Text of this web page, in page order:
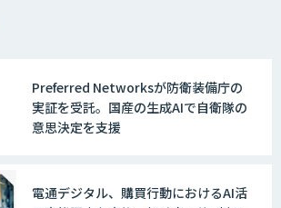
Preferred Networksが防衛装備庁の
実証を受託。国産の生成AIで自衛隊の
意思決定を支援
電通デジタル、購買行動におけるAI活